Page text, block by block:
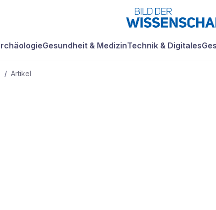
Gesundheit & MedizinTechnik & Digitales
/ Artikel